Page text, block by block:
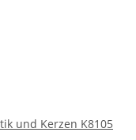
und Kerzen K8105